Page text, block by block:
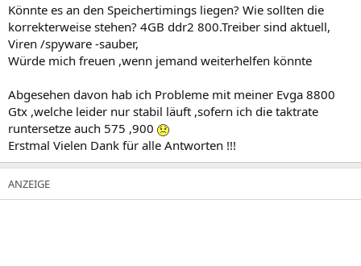
Könnte es an den Speichertimings liegen? Wie sollten die
korrekterweise stehen? 4GB ddr2 800.Treiber sind aktuell,
Viren /spyware -sauber,
Würde mich freuen ,wenn jemand weiterhelfen könnte
Abgesehen davon hab ich Probleme mit meiner Evga 8800
Gtx ,welche leider nur stabil läuft ,sofern ich die taktrate
runtersetze auch 575 ,900
Erstmal Vielen Dank für alle Antworten !!!